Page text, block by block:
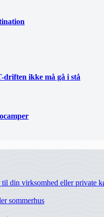
driften ikke må gå i stå
din virksomhed eller private
sommerhus